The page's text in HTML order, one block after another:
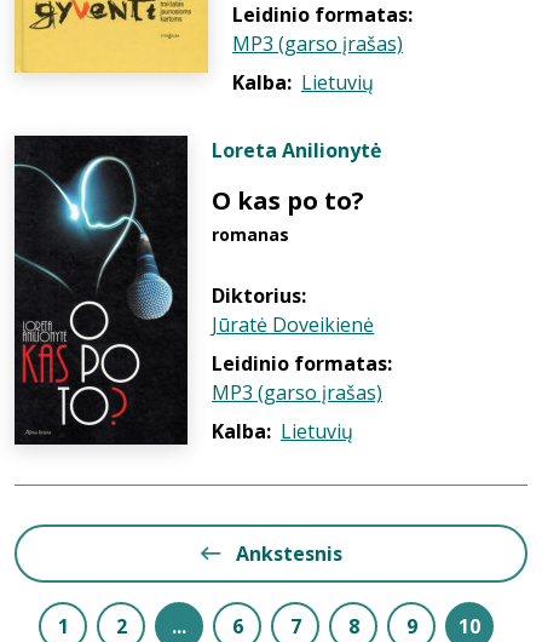
Leidinio formatas:
MP3 (garso įrašas)
Kalba: Lietuvių
Loreta Anilionytė
O kas po to?
romanas
Diktorius:
Jūratė Doveikienė
Leidinio formatas:
MP3 (garso įrašas)
Kalba: Lietuvių
Ankstesnis
1 2 ... 6 7 8 9 10